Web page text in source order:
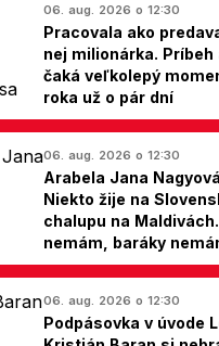
06. aug. 2026 o 12:30
Pracovala ako
nej milionárka. Príbeh
čaká veľkolepý
roka už o pár dní
06. aug. 2026 o 12:30
Arabela Jana
Niekto žije na
chalupu na
nemám, baráky
Slovákom
06. aug. 2026 o 12:30
Podpásovka v úvode